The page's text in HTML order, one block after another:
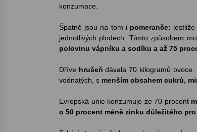
konzumace.
Špatně jsou na tom i pomeranče:
jednotlivých plodech. Tímto způsobem
polovinu vápníku a sodíku a až 75
Dříve hrušeň dávala 70 kilogramů
vodnatých, s menším obsahem cukrů,
Evropská unie konzumuje ze 70 procent
o 50 procent méně zinku důležitého